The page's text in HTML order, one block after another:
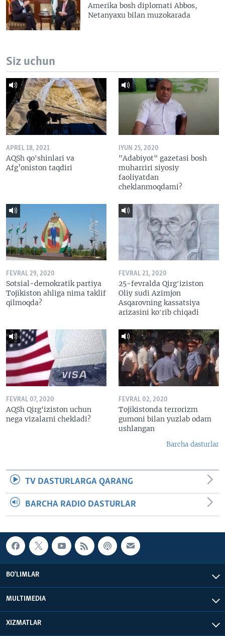
Amerika bosh diplomati Abbos,
Netanyaxu bilan muzokarada
Siz uchun
APREL 18, 2021
AQSh qo'shinlari va
Afg’oniston taqdiri
IYUN 25, 2020
"Adabiyot" gazetasi bosh
muharriri siyosiy
faoliyatdan
cheklanmoqdami?
FEVRAL 29, 2020
Sotsial-demokratik partiya
Tojikiston ahliga nima taklif
qilmoqda?
FEVRAL 21, 2020
25-fevralda Qirgʻiziston
Oliy sudi Azimjon
Asqarovning kassatsiya
arizasini koʻrib chiqadi
FEVRAL 07, 2020
AQSh Qirg'iziston uchun
nega vizalarni chekladi?
FEVRAL 02, 2020
Tojikistonda terrorizm
gumoni bilan yuzlab odam
ushlangan
Barcha dasturlar
TV DASTURLARGA QARANG
BARCHA RADIO DASTURLAR
BO'LIMLAR
MULTIMEDIA
XIZMATLAR